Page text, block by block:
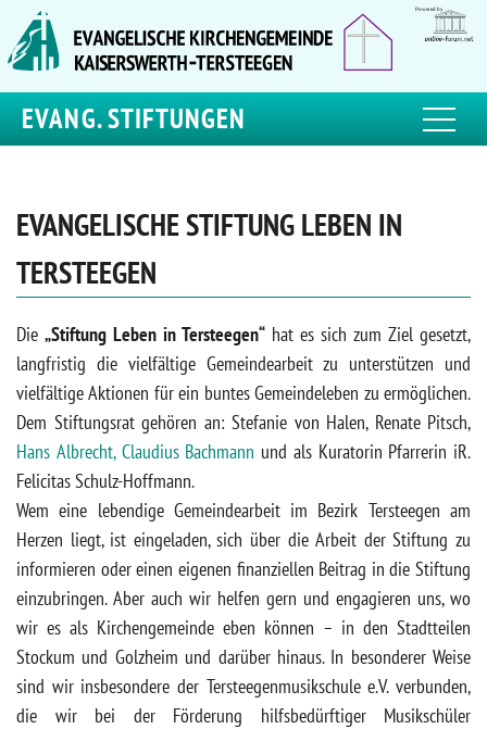
EVANG. STIFTUNGEN
EVANGELISCHE STIFTUNG LEBEN IN
TERSTEEGEN
Die „Stiftung Leben in Tersteegen“ hat es sich zum Ziel gesetzt,
langfristig die vielfältige Gemeindearbeit zu unterstützen und
vielfältige Aktionen für ein buntes Gemeindeleben zu ermöglichen.
Dem Stiftungsrat gehören an: Stefanie von Halen, Renate Pitsch,
Hans Albrecht, Claudius Bachmann und als Kuratorin Pfarrerin iR.
Felicitas Schulz-Hoffmann.
Wem eine lebendige Gemeindearbeit im Bezirk Tersteegen am
Herzen liegt, ist eingeladen, sich über die Arbeit der Stiftung zu
informieren oder einen eigenen finanziellen Beitrag in die Stiftung
einzubringen. Aber auch wir helfen gern und engagieren uns, wo
wir es als Kirchengemeinde eben können – in den Stadtteilen
Stockum und Golzheim und darüber hinaus. In besonderer Weise
sind wir insbesondere der Tersteegenmusikschule e.V. verbunden,
die wir bei der Förderung hilfsbedürftiger Musikschüler